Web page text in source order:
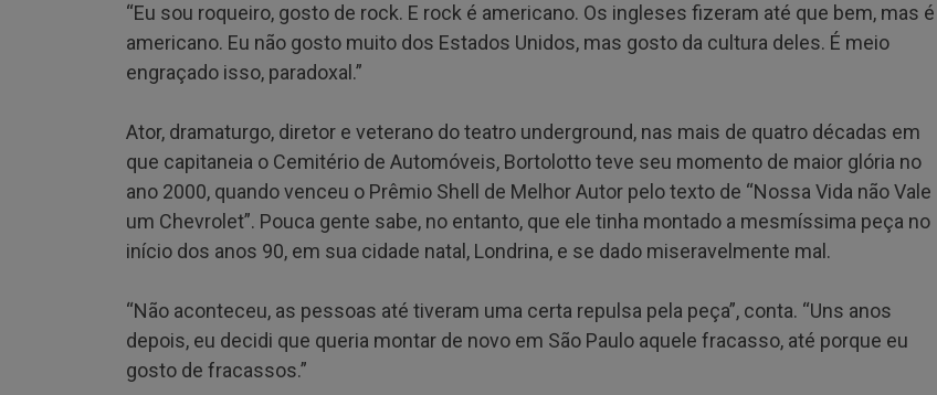
“Eu sou roqueiro, gosto de rock. E rock é americano. Os ingleses fizeram até que bem, mas é
americano. Eu não gosto muito dos Estados Unidos, mas gosto da cultura deles. É meio
engraçado isso, paradoxal.”
Ator, dramaturgo, diretor e veterano do teatro underground, nas mais de quatro décadas em
que capitaneia o Cemitério de Automóveis, Bortolotto teve seu momento de maior glória no
ano 2000, quando venceu o Prêmio Shell de Melhor Autor pelo texto de “Nossa Vida não Vale
um Chevrolet”. Pouca gente sabe, no entanto, que ele tinha montado a mesmíssima peça no
início dos anos 90, em sua cidade natal, Londrina, e se dado miseravelmente mal.
“Não aconteceu, as pessoas até tiveram uma certa repulsa pela peça”, conta. “Uns anos
depois, eu decidi que queria montar de novo em São Paulo aquele fracasso, até porque eu
gosto de fracassos.”